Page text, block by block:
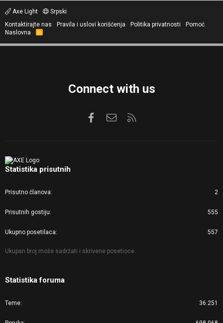
Axe Light
Srpski
Kontaktirajte nas
Pravila i uslovi korišćenja Politika privatnosti
Pomoć
Naslovna
R
S
Connect with us
FacebookKontaktirajte nas
Statistika prisutnih
Prisutno članova 2
Prisutnih gostiju 555
Ukupno posetilaca 557
Ukupan broj može sadržati i skrivene posetioce.
Statistika foruma
Teme 36.251